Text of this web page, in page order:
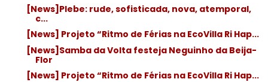
[News]Plebe: rude, sofisticada, nova, atemporal,
c...
[News] Projeto “Ritmo de Férias na EcoVilla Ri Hap...
[News]Samba da Volta festeja Neguinho da Beija-
Flor
[News] Projeto “Ritmo de Férias na EcoVilla Ri Hap...